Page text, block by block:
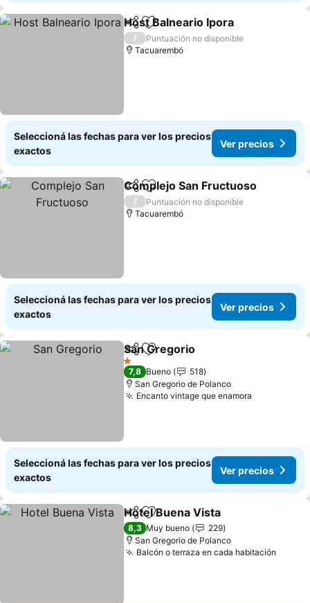
CompartirAñadir a favoritos
Host Balneario Ipora
/
Puntuación no disponible
Tacuarembó
Seleccioná las fechas para ver los precios
exactos
Ver precios
CompartirAñadir a favoritos
Complejo San Fructuoso
/
Puntuación no disponible
Tacuarembó
Seleccioná las fechas para ver los precios
exactos
Ver precios
CompartirAñadir a favoritos
San Gregorio
1 Estrellas
7,8 Bueno
518
San Gregorio de Polanco
Encanto vintage que enamora
Seleccioná las fechas para ver los precios
exactos
Ver precios
CompartirAñadir a favoritos
Hotel Buena Vista
8,3 Muy bueno
229
San Gregorio de Polanco
Balcón o terraza en cada habitación